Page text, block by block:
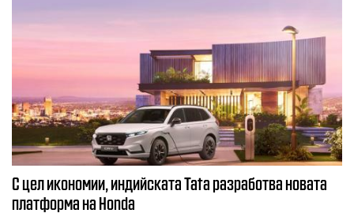
С цел икономии, индийската Tata разработва новата
платформа на Honda